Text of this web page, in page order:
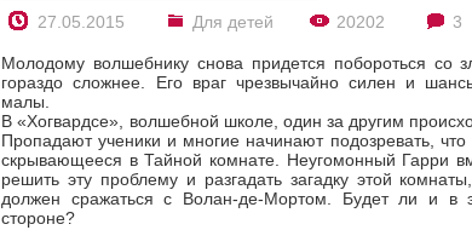
27.05.2015 Для детей 20202 3
Молодому волшебнику снова придется побороться со
гораздо сложнее. Его враг чрезвычайно силен и
малы.
В «Хогвардсе», волшебной школе, один за другим
Пропадают ученики и многие начинают подозревать,
скрывающееся в Тайной комнате. Неугомонный Гарри
решить эту проблему и разгадать загадку этой
должен сражаться с Волан-де-Мортом. Будет ли и в
стороне?